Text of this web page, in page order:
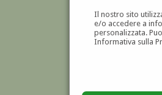
Il nostro sito
e/o accedere a
personalizzata.
Informativa sulla
OPERE